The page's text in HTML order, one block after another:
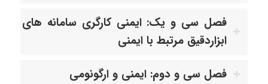
فصل سی و یک: ایمنی کارگری سامانه های
ابزاردقیق مرتبط با ایمنی
فصل سی و دوم: ایمنی و ارگونومی